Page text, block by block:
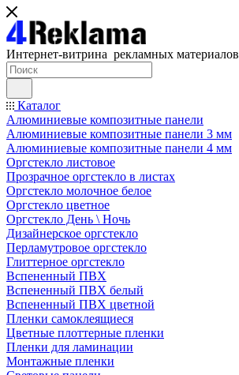
Интернет-витрина рекламных материалов
Каталог
Алюминиевые композитные панели
Алюминиевые композитные панели 3 мм
Алюминиевые композитные панели 4 мм
Оргстекло листовое
Прозрачное оргстекло в листах
Оргстекло молочное белое
Оргстекло цветное
Оргстекло День \ Ночь
Дизайнерское оргстекло
Перламутровое оргстекло
Глиттерное оргстекло
Вспененный ПВХ
Вспененный ПВХ белый
Вспененный ПВХ цветной
Пленки самоклеящиеся
Цветные плоттерные пленки
Пленки для ламинации
Монтажные пленки